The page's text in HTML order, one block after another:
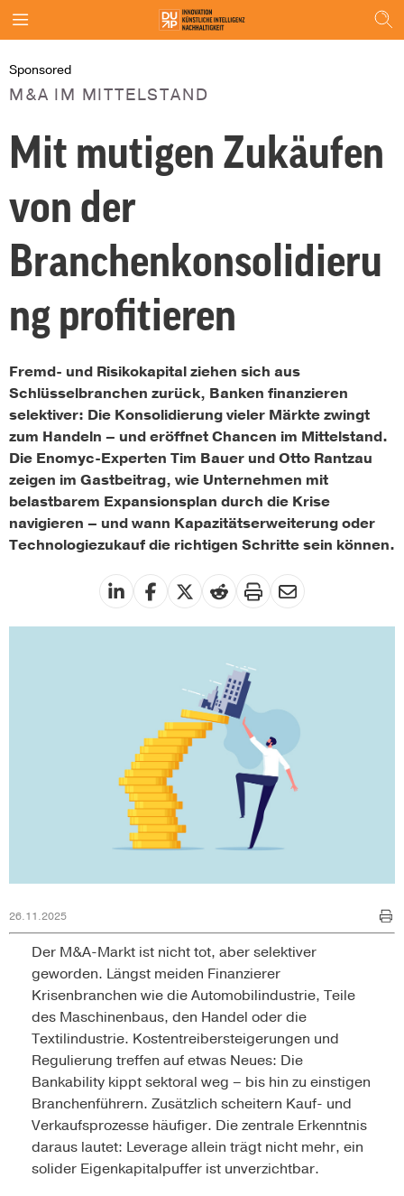
Sponsored
M&A IM MITTELSTAND
Mit mutigen Zukäufen
von der
Branchenkonsolidieru
ng profitieren
Fremd- und Risikokapital ziehen sich aus
Schlüsselbranchen zurück, Banken finanzieren
selektiver: Die Konsolidierung vieler Märkte zwingt
zum Handeln – und eröffnet Chancen im Mittelstand.
Die Enomyc-Experten Tim Bauer und Otto Rantzau
zeigen im Gastbeitrag, wie Unternehmen mit
belastbarem Expansionsplan durch die Krise
navigieren – und wann Kapazitätserweiterung oder
Technologiezukauf die richtigen Schritte sein können.
26.11.2025
Der M&A-Markt ist nicht tot, aber selektiver
geworden. Längst meiden Finanzierer
Krisenbranchen wie die Automobilindustrie, Teile
des Maschinenbaus, den Handel oder die
Textilindustrie. Kostentreibersteigerungen und
Regulierung treffen auf etwas Neues: Die
Bankability kippt sektoral weg – bis hin zu einstigen
Branchenführern. Zusätzlich scheitern Kauf- und
Verkaufsprozesse häufiger. Die zentrale Erkenntnis
daraus lautet: Leverage allein trägt nicht mehr, ein
solider Eigenkapitalpuffer ist unverzichtbar.